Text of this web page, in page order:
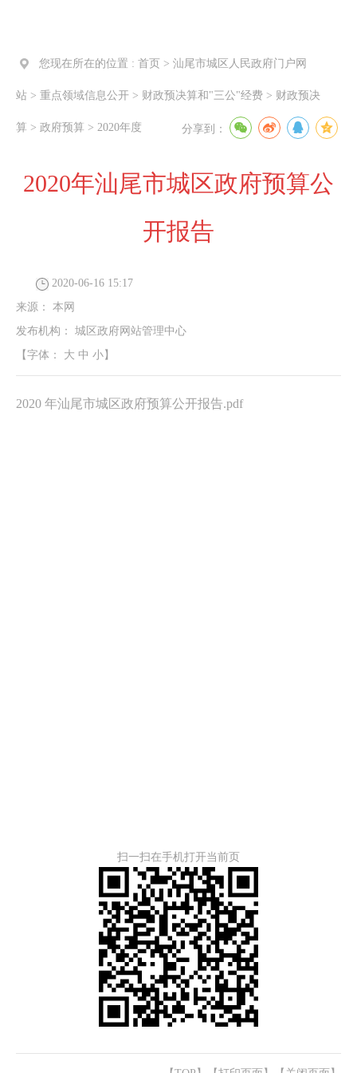
您现在所在的位置 : 首页 > 汕尾市城区人民政府门户网
站 > 重点领域信息公开 > 财政预决算和"三公"经费 > 财政预决
算 > 政府预算 > 2020年度 分享到：
2020年汕尾市城区政府预算公
开报告
2020-06-16 15:17
来源： 本网
发布机构： 城区政府网站管理中心
【字体： 大 中 小 】
2020 年汕尾市城区政府预算公开报告.pdf
扫一扫在手机打开当前页